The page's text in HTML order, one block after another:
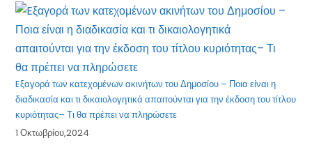
Eξαγορά των κατεχομένων ακινήτων του Δημοσίου – Ποια είναι η
διαδικασία και τι δικαιολογητικά απαιτούνται για την έκδοση του τίτλου
κυριότητας– Τι θα πρέπει να πληρώσετε
1 Οκτωβρίου,2024